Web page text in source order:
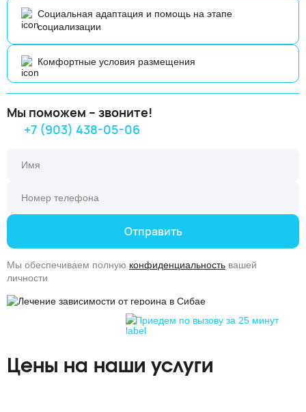
Социальная адаптация и помощь на этапе
социализации
Комфортные условия размещения
Мы поможем – звоните!
+7 (903) 438-05-06
Отправить
Мы обеспечиваем полную конфиденциальность вашей
личности
Приедем по вызову за 25 минут
Цены на наши услуги